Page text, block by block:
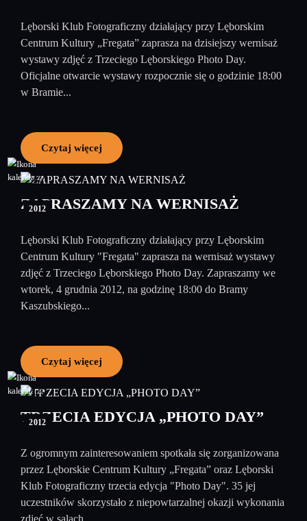
Lęborski Klub Fotograficzny działający przy Lęborskim
Centrum Kultury „Fregata” zaprasza na dzisiejszy wernisaż
wystawy zdjęć z Trzeciego Lęborskiego Photo Day.
Oficjalne otwarcie wystawy rozpocznie się o godzinie 18:00
w Bramie...
Czytaj więcej
27
2012
ZAPRASZAMY NA WERNISAŻ
Lęborski Klub Fotograficzny działający przy Lęborskim
Centrum Kultury "Fregata" zaprasza na wernisaż wystawy
zdjęć z Trzeciego Lęborskiego Photo Day. Zapraszamy we
wtorek, 4 grudnia 2012, na godzinę 18:00 do Bramy
Kaszubskiego...
Czytaj więcej
15
2012
TRZECIA EDYCJA „PHOTO DAY”
Z ogromnym zainteresowaniem spotkała się zorganizowana
przez Lęborskie Centrum Kultury „Fregata” oraz Lęborski
Klub Fotograficzny trzecia edycja "Photo Day". 35 jej
uczestników skorzystało z niepowtarzalnej okazji wykonania
zdjęć w salach...